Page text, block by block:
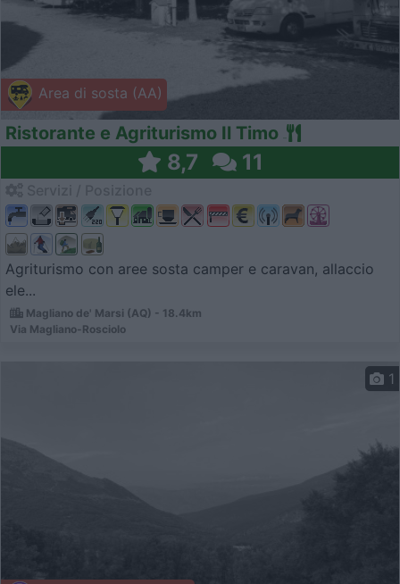
Area di sosta (AA)
Ristorante e Agriturismo Il Timo
8,7 11
Agriturismo con aree sosta camper e caravan, allaccio
ele...
Magliano de' Marsi (AQ) - 18.4km
Via Magliano-Rosciolo
1